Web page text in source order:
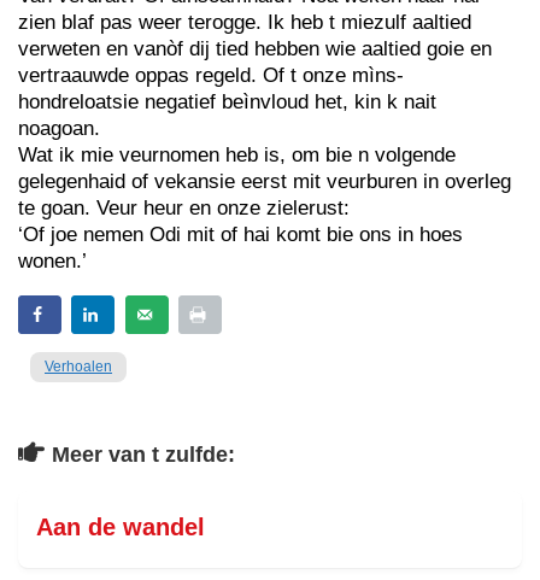
zien blaf pas weer terogge. Ik heb t miezulf aaltied
verweten en vanòf dij tied hebben wie aaltied goie en
vertraauwde oppas regeld. Of t onze mìns-
hondreloatsie negatief beìnvloud het, kin k nait
noagoan.
Wat ik mie veurnomen heb is, om bie n volgende
gelegenhaid of vekansie eerst mit veurburen in overleg
te goan. Veur heur en onze zielerust:
‘Of joe nemen Odi mit of hai komt bie ons in hoes
wonen.’
Verhoalen
Meer van t zulfde:
Aan de wandel